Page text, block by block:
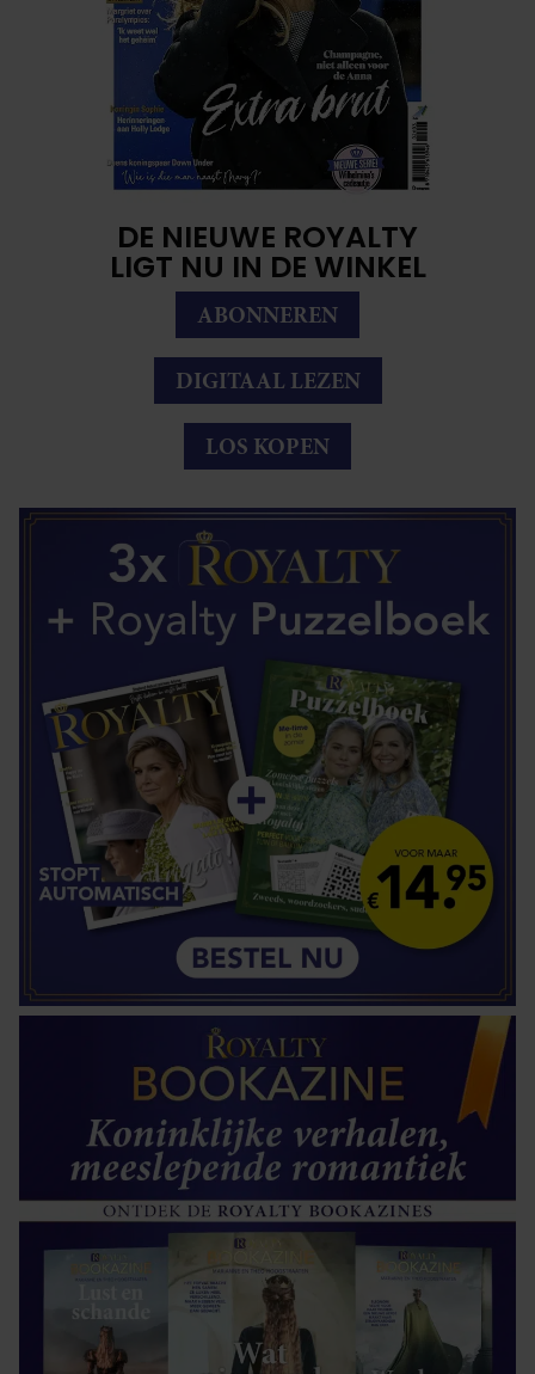
DE NIEUWE ROYALTY
LIGT NU IN DE WINKEL
ABONNEREN
DIGITAAL LEZEN
LOS KOPEN